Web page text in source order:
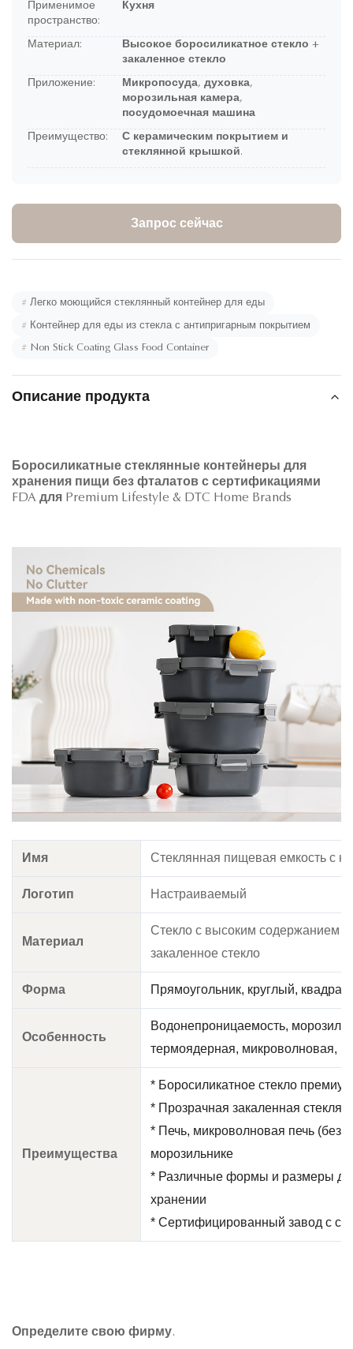
Применимое
пространство:
Кухня
Материал:
Высокое боросиликатное стекло +
закаленное стекло
Приложение:
Микропосуда, духовка,
морозильная камера,
посудомоечная машина
Преимущество:
С керамическим покрытием и
стеклянной крышкой.
Запрос сейчас
# Легко моющийся стеклянный контейнер для еды
# Контейнер для еды из стекла с антипригарным покрытием
# Non Stick Coating Glass Food Container
Описание продукта
Боросиликатные стеклянные контейнеры для
хранения пищи без фталатов с сертификациями
FDA для Premium Lifestyle & DTC Home Brands
Имя Стеклянная пищевая емкость с
Логотип Настраиваемый
Материал
Стекло с высоким содержанием
закаленное стекло
Форма Прямоугольник, круглый,
Особенность
Водонепроницаемость,
термоядерная, микроволновая,
Преимущества
* Боросиликатное стекло
* Прозрачная закаленная
* Печь, микроволновая печь
морозильнике
* Различные формы и размеры
хранении
* Сертифицированный завод с
Определите свою фирму.